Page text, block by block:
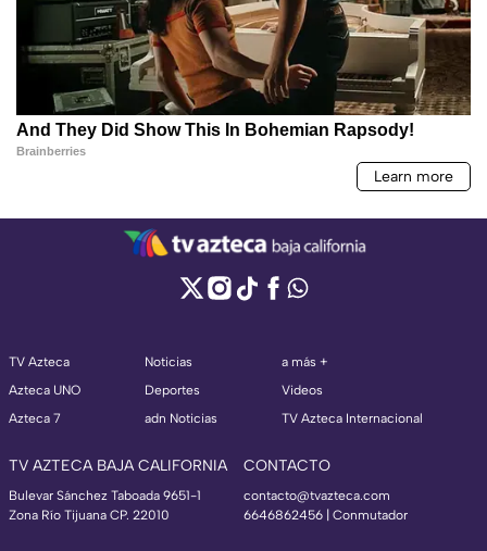
TV Azteca
Azteca UNO
Azteca 7
Noticias
Deportes
adn Noticias
a más +
Videos
TV Azteca Internacional
TV AZTECA BAJA CALIFORNIA
Bulevar Sánchez Taboada 9651-1
Zona Río Tijuana CP. 22010
CONTACTO
contacto@tvazteca.com
6646862456 | Conmutador